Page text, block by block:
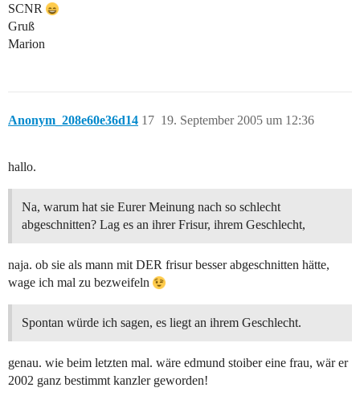
SCNR
Gruß
Marion
Anonym_208e60e36d14 19. September 2005 um 12:36
17
hallo.
Na, warum hat sie Eurer Meinung nach so schlecht
abgeschnitten? Lag es an ihrer Frisur, ihrem Geschlecht,
naja. ob sie als mann mit DER frisur besser abgeschnitten hätte,
wage ich mal zu bezweifeln
Spontan würde ich sagen, es liegt an ihrem Geschlecht.
genau. wie beim letzten mal. wäre edmund stoiber eine frau, wär er
2002 ganz bestimmt kanzler geworden!